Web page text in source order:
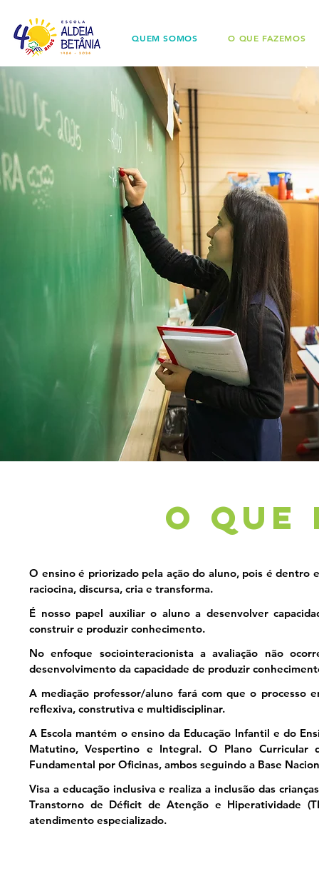
QUEM SOMOS O QUE FAZEMOS
O QUE
O ensino é priorizado pela ação do aluno, pois é dentro
raciocina, discursa, cria e transforma.
É nosso papel auxiliar o aluno a desenvolver
construir e produzir conhecimento.
No enfoque sociointeracionista a avaliação não
desenvolvimento da capacidade de produzir
A mediação professor/aluno fará com que o processo
reflexiva, construtiva e multidisciplinar.
A Escola mantém o ensino da Educação Infantil e do
Matutino, Vespertino e Integral. O Plano
Fundamental por Oficinas, ambos seguindo a Base
Visa a educação inclusiva e realiza a inclusão das
Transtorno de Déficit de Atenção e Hiperatividade
atendimento especializado.